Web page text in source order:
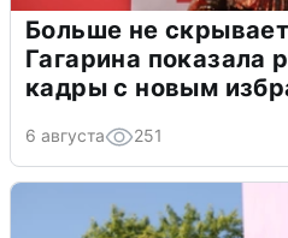
Больше не
Гагарина показала
кадры с новым
6 августа 251